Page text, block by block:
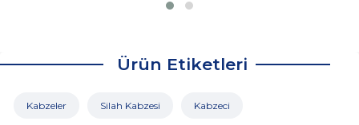
Ürün Etiketleri
Kabzeler Silah Kabzesi Kabzeci